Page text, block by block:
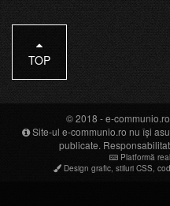
TOP
© 2018 -e-communio.ro
Site-ul e-communio.ro nu își
publicate.
Platformă
Design grafic, stiluri CSS,